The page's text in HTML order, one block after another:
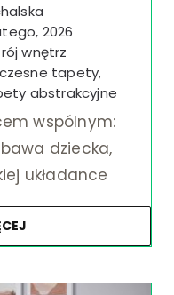
2026
wnętrz
tapety,
abstrakcyjne
wspólnym:
dziecka,
układance